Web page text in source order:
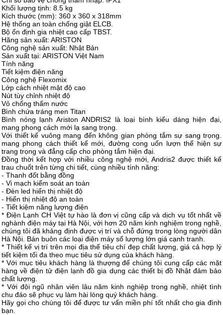
Khối lượng tịnh: 8.5 kg
Kích thước (mm): 360 x 360 x 318mm
Hệ thống an toàn chống giật ELCB.
Bộ ổn định gia nhiệt cao cấp TBST.
Hãng sản xuất: ARISTON
Công nghệ sản xuất: Nhật Bản
Sản xuất tại: ARISTON Việt Nam
Tính năng
Tiết kiệm điện năng
Công nghệ Flexomix
Lớp cách nhiệt mật độ cao
Nút tùy chỉnh nhiệt độ
Vỏ chống thấm nước
Bình chứa tráng men Titan
Bình nóng lạnh Ariston ANDRIS2 là loại bình kiểu dáng hiện đại,
mang phong cách mới lạ sang trọng.
Với thiết kế vuông mang đến không gian phòng tắm sự sang trọng.
mang phong cách thiết kế mới, đường cong uốn lượn thể hiện sự
trang trọng và đẳng cấp cho phòng tắm hiện đại.
Đồng thời kết hợp với nhiều công nghệ mới, Andris2 được thiết kế
trau chuốt trên từng chi tiết, cùng nhiều tính năng:
- Thanh đốt bằng đồng
- Vi mạch kiểm soát an toàn
- Đèn led hiển thị nhiệt độ
- Hiển thị nhiệt độ an toàn
- Tiết kiệm năng lượng điện
* Điện Lạnh CH Việt tự hào là đơn vị cũng cấp và dịch vụ tốt nhất về
nghành điện máy tại Hà Nội, với hơn 20 năm kinh nghiệm trong nghề,
chúng tôi đã khảng định được vị trí và chỗ đứng trong lòng người dân
Hà Nội. Bán buôn các loại điện máy số lượng lớn giá cạnh tranh.
* Thiết kế vị trí trên mọi địa thế tiêu chí đẹp chất lượng, giá cả hợp lý
tiết kiệm tối đa theo mục tiêu sử dụng của khách hàng.
* Với mục tiêu khách hàng là thượng đế chúng tôi cung cấp các mặt
hàng về điện tử điện lạnh đồ gia dụng các thiết bị đồ Nhật đảm bảo
chất lượng.
* Với đội ngũ nhân viên lâu năm kinh nghiệp trong nghề, nhiệt tình
chu đáo sẽ phục vụ làm hài lòng quý khách hàng.
Hãy gọi cho chúng tôi để được tư vấn miền phí tốt nhất cho gia đình
bạn.